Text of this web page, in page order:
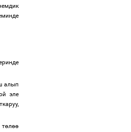
алып
эле
төлөө